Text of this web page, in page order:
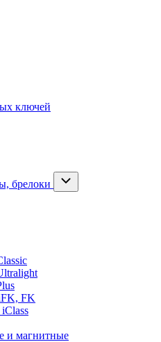
ключей
брелоки
FK
и магнитные